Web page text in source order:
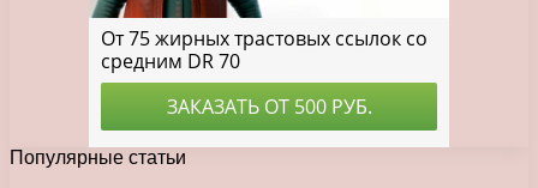
Популярные статьи